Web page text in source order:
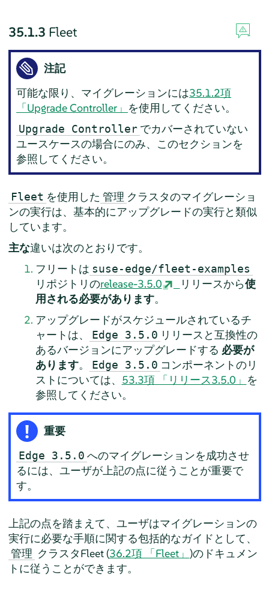
35.1.3 Fleet
注記
可能な限り、マイグレーションには35.1.2項
「Upgrade Controller」 を使用してください。
Upgrade Controller でカバーされていない
ユースケースの場合にのみ、このセクションを
参照してください。
Fleet を使用した 管理 クラスタのマイグレーショ
ンの実行は、基本的にアップグレードの実行と類似
しています。
主な違いは次のとおりです。
フリートは suse-edge/fleet-examples
リポジトリのrelease-3.5.0 リリースから使
用される必要があります。
アップグレードがスケジュールされているチ
ャートは、
Edge 3.5.0 リリースと互換性の
あるバージョンにアップグレードする 必要が
あります。 Edge 3.5.0 コンポーネントのリ
ストについては、 53.3項 「リリース3.5.0」 を
参照してください。
重要
Edge 3.5.0 へのマイグレーションを成功させ
るには、ユーザが上記の点に従うことが重要で
す。
上記の点を踏まえて、ユーザはマイグレーションの
実行に必要な手順に関する包括的なガイドとして、
管理 クラスタFleet (36.2項 「Fleet」 )のドキュメン
トに従うことができます。